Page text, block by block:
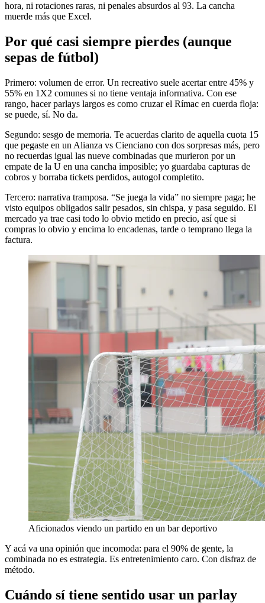
hora, ni rotaciones raras, ni penales absurdos al 93. La cancha
muerde más que Excel.
Por qué casi siempre pierdes (aunque
sepas de fútbol)
Primero: volumen de error. Un recreativo suele acertar entre 45% y
55% en 1X2 comunes si no tiene ventaja informativa. Con ese
rango, hacer parlays largos es como cruzar el Rímac en cuerda floja:
se puede, sí. No da.
Segundo: sesgo de memoria. Te acuerdas clarito de aquella cuota 15
que pegaste en un Alianza vs Cienciano con dos sorpresas más, pero
no recuerdas igual las nueve combinadas que murieron por un
empate de la U en una cancha imposible; yo guardaba capturas de
cobros y borraba tickets perdidos, autogol completito.
Tercero: narrativa tramposa. “Se juega la vida” no siempre paga; he
visto equipos obligados salir pesados, sin chispa, y pasa seguido. El
mercado ya trae casi todo lo obvio metido en precio, así que si
compras lo obvio y encima lo encadenas, tarde o temprano llega la
factura.
Aficionados viendo un partido en un bar deportivo
Y acá va una opinión que incomoda: para el 90% de gente, la
combinada no es estrategia. Es entretenimiento caro. Con disfraz de
método.
Cuándo sí tiene sentido usar un parlay